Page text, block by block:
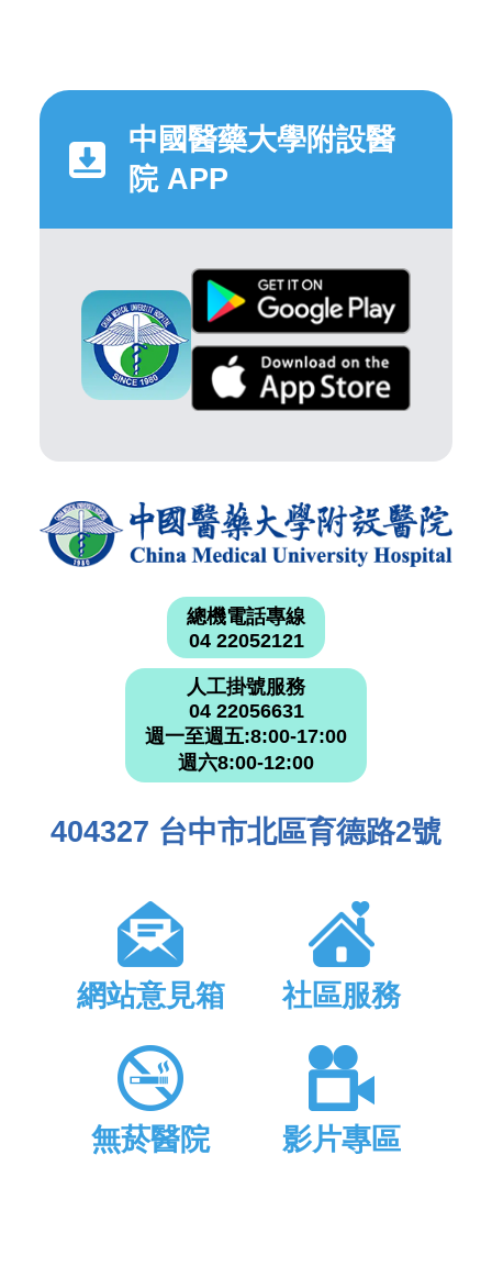
中國醫藥大學附設醫
院 APP
總機電話專線
04 22052121
人工掛號服務
04 22056631
週一至週五:8:00-17:00
週六8:00-12:00
404327 台中市北區育德路2號
網站意見箱 社區服務
無菸醫院 影片專區